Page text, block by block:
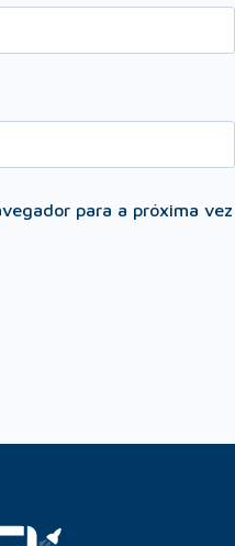
para a próxima vez